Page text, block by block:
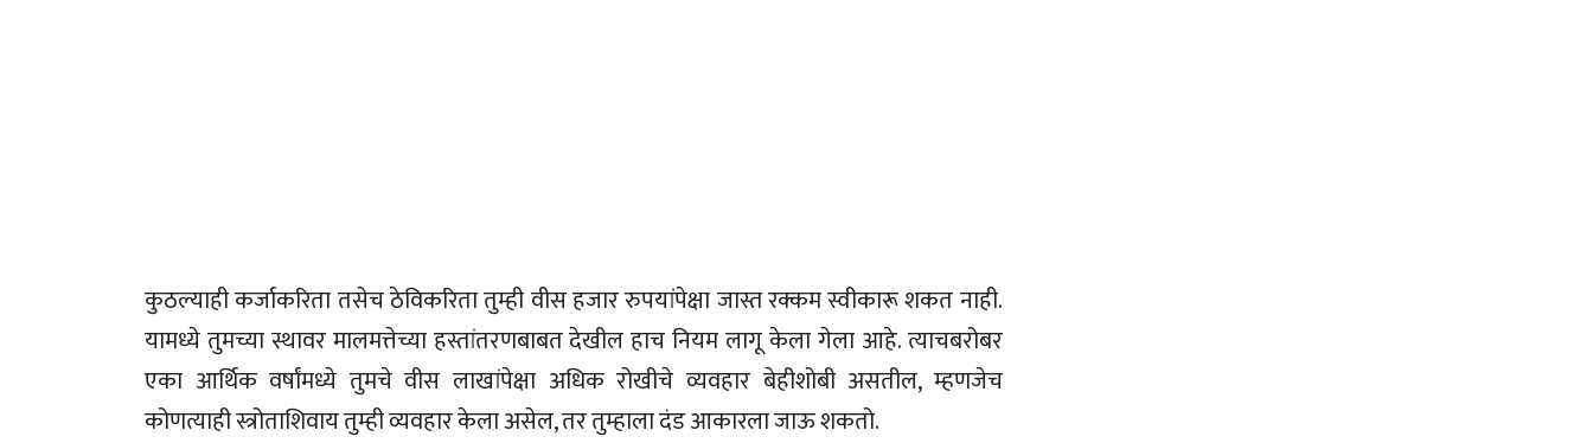
कुठल्याही कर्जाकरिता तसेच ठेविकरिता तुम्ही वीस हजार रुपयांपेक्षा जास्त रक्कम स्वीकारू शकत नाही.
यामध्ये तुमच्या स्थावर मालमत्तेच्या हस्तांतरणबाबत देखील हाच नियम लागू केला गेला आहे. त्याचबरोबर
एका आर्थिक वर्षांमध्ये तुमचे वीस लाखांपेक्षा अधिक रोखीचे व्यवहार बेहीशोबी असतील, म्हणजेच
कोणत्याही स्त्रोताशिवाय तुम्ही व्यवहार केला असेल, तर तुम्हाला दंड आकारला जाऊ शकतो.